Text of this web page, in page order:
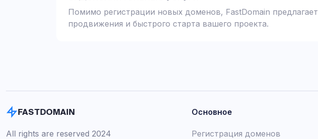
Помимо регистрации новых доменов, FastDomain предлагает
продвижения и быстрого старта вашего проекта.
FASTDOMAIN
All rights are reserved 2024
Основное
Регистрация доменов